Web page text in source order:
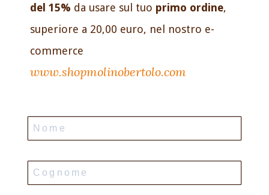
del 15% da usare sul tuo primo ordine,
superiore a 20,00 euro, nel nostro e-
commerce
www.shopmolinobertolo.com